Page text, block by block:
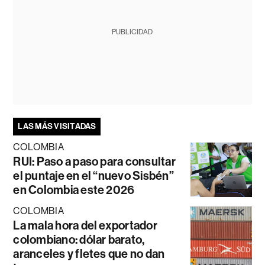
PUBLICIDAD
LAS MÁS VISITADAS
COLOMBIA
RUI: Paso a paso para consultar
el puntaje en el “nuevo Sisbén”
en Colombia este 2026
COLOMBIA
La mala hora del exportador
colombiano: dólar barato,
aranceles y fletes que no dan